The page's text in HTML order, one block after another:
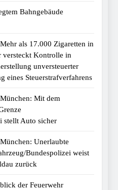
Bahngebäude
als 17.000 Zigaretten in
versteckt Kontrolle in
unversteuerter
eines Steuerstrafverfahrens
Mit dem
stellt Auto sicher
Unerlaubte
Bundespolizei weist
zurück
der Feuerwehr